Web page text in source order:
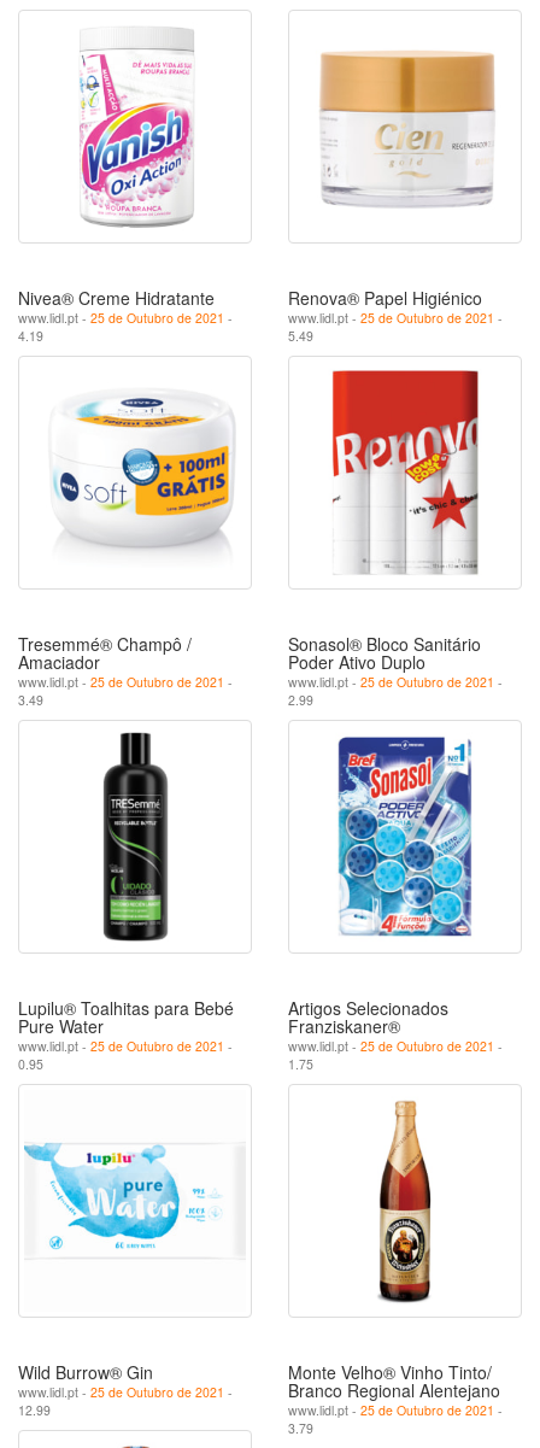
Nivea® Creme Hidratante
www.lidl.pt - 25 de Outubro de 2021 -
4.19
Renova® Papel Higiénico
www.lidl.pt - 25 de Outubro de 2021 -
5.49
Tresemmé® Champô /
Amaciador
www.lidl.pt - 25 de Outubro de 2021 -
3.49
Sonasol® Bloco Sanitário
Poder Ativo Duplo
www.lidl.pt - 25 de Outubro de 2021 -
2.99
Lupilu® Toalhitas para Bebé
Pure Water
www.lidl.pt - 25 de Outubro de 2021 -
0.95
Artigos Selecionados
Franziskaner®
www.lidl.pt - 25 de Outubro de 2021 -
1.75
Wild Burrow® Gin
www.lidl.pt - 25 de Outubro de 2021 -
12.99
Monte Velho® Vinho Tinto/
Branco Regional Alentejano
www.lidl.pt - 25 de Outubro de 2021 -
3.79